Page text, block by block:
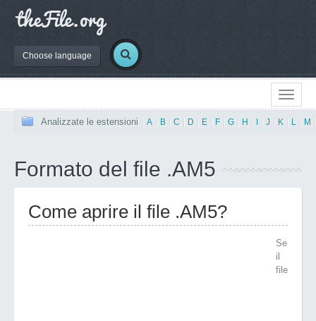
Choose language
Analizzate le estensioni A B C D E F G H J K L M
Formato del file .AM5
Come aprire il file .AM5?
Se
il
file